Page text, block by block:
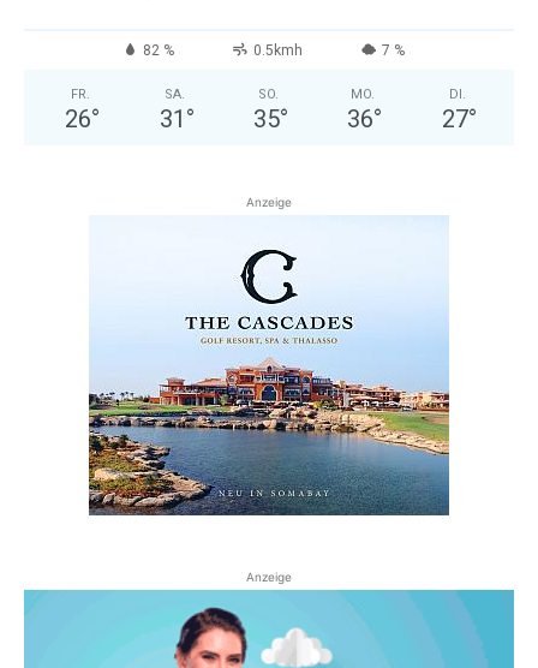
82 % 0.5kmh 7 %
FR.
26°
SA.
31 °
SO.
35°
MO.
36°
DI.
27°
Anzeige
Anzeige